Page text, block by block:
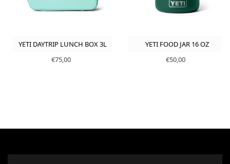
YETI DAYTRIP LUNCH BOX 3L
€75,00
YETI FOOD JAR 16 OZ
€50,00